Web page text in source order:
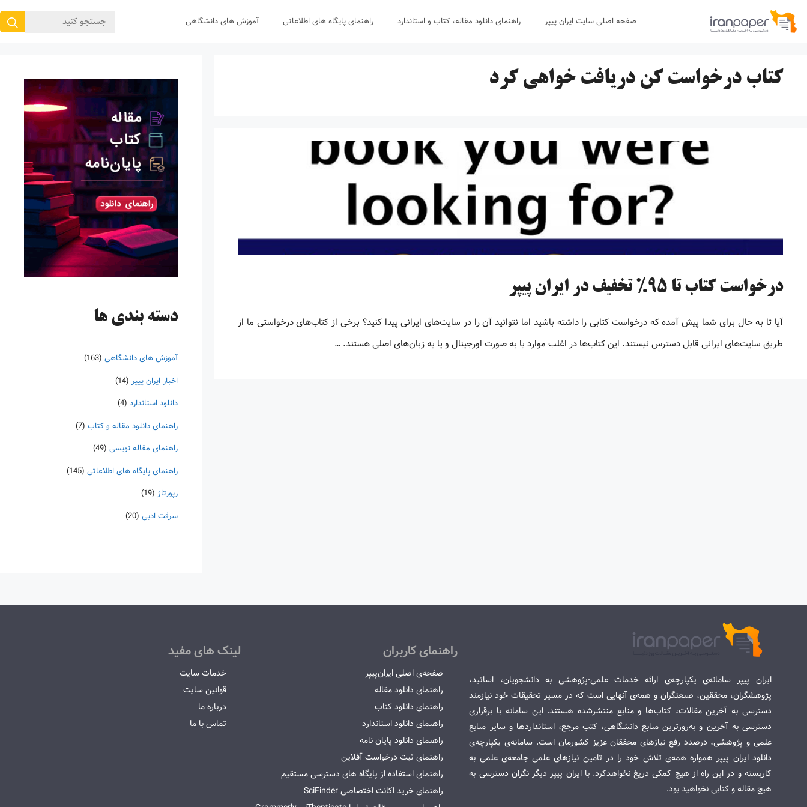
پرش
صفحه اصلی سایت ایران پیپر راهنمای دانلود مقاله، کتاب و استاندارد راهنمای پایگاه های اطلاعاتی آموزش های دانشگاهی
جستجوی
کتاب درخواست کن دریافت خواهی کرد
درخواست کتاب تا 95% تخفیف در ایران پیپر
آیا تا به حال برای شما پیش آمده که درخواست کتابی را داشته باشید اما نتوانید آن را در سایت‌های ایرانی پیدا کنید؟ برخی از کتاب‌های درخواستی ما از
طریق سایت‌های ایرانی قابل دسترس نیستند. این کتاب‌ها در اغلب موارد یا به صورت اورجینال و یا به زبان‌های اصلی هستند. …
دسته‌ بندی ها
آموزش های دانشگاهی (163)
اخبار ایران پیپر (14)
دانلود استاندارد (4)
راهنمای دانلود مقاله و کتاب (7)
راهنمای مقاله نویسی (49)
راهنمای پایگاه های اطلاعاتی (145)
رپورتاژ (19)
سرقت ادبی (20)
ایران پیپر سامانه‌ی یکپارچه‌ی ارائه خدمات علمی-پژوهشی به دانشجویان، اساتید،
پژوهشگران، محققین، صنعتگران و همه‌ی آنهایی است که در مسیر تحقیقات خود نیازمند
دسترسی به آخرین مقالات، کتاب‌ها و منابع منتشرشده هستند. این سامانه با برقراری
دسترسی به آخرین و به‌روزترین منابع دانشگاهی، کتب مرجع، استانداردها و سایر منابع
علمی و پژوهشی، درصدد رفع نیازهای محققان عزیز کشورمان است. سامانه‌ی یکپارچه‌ی
دانلود ایران پیپر همواره همه‌ی تلاش خود را در تامین نیازهای علمی جامعه‌ی علمی به
کاربسته و در این راه از هیچ کمکی دریغ نخواهدکرد. با ایران پیپر دیگر نگران دسترسی به
هیچ مقاله و کتابی نخواهید بود.
راهنمای کاربران
صفحه‌ی اصلی ایران‌پیپر
راهنمای دانلود مقاله
راهنمای دانلود کتاب
راهنمای دانلود استاندارد
راهنمای دانلود پایان نامه
راهنمای ثبت درخواست آفلاین
راهنمای استفاده از پایگاه های دسترسی مستقیم
راهنمای خرید اکانت اختصاصی SciFinder
لینک های مفید
خدمات سایت
قوانین سایت
درباره ما
تماس با ما